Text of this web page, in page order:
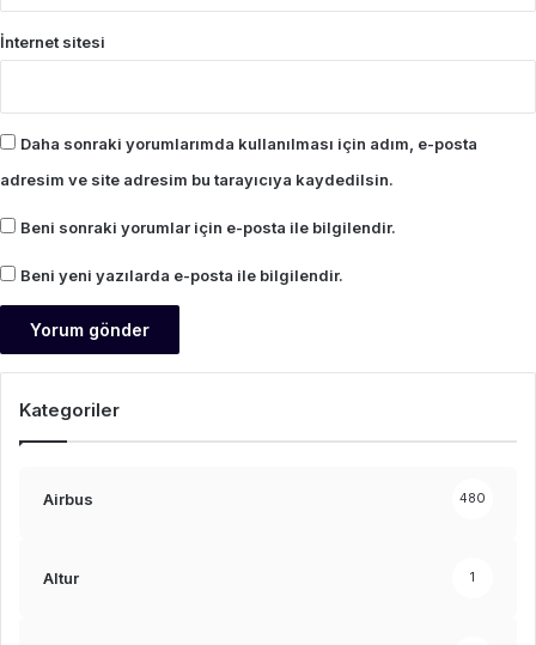
İnternet sitesi
Daha sonraki yorumlarımda kullanılması için adım, e-posta
adresim ve site adresim bu tarayıcıya kaydedilsin.
Beni sonraki yorumlar için e-posta ile bilgilendir.
Beni yeni yazılarda e-posta ile bilgilendir.
Kategoriler
Airbus 480
Altur 1